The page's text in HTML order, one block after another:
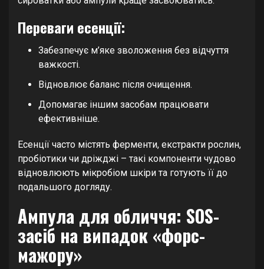
Переваги есенції:
Забезпечує м’яке зволоження без відчуття
важкості.
Відновлює баланс після очищення.
Допомагає іншим засобам працювати
ефективніше.
Есенції часто містять ферменти, екстракти рослин,
пробіотики чи дріжджі – такі компоненти чудово
відновлюють мікробіом шкіри та готують її до
подальшого догляду.
Ампула для обличчя: SOS-
засіб на випадок «форс-
мажору»